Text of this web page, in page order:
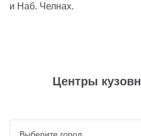
и Наб. Челнах.
Центры